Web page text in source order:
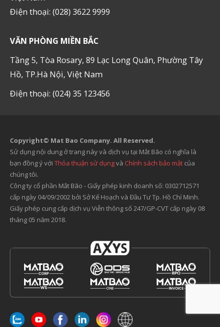
Điện thoại: (028) 3622 9999
VĂN PHÒNG MIỀN BẮC
Tầng 5, Tòa Rosary, 89 Lạc Long Quân, Phường Tây
Hồ, TP.Hà Nội, Việt Nam
Điện thoại: (024) 35 123456
Copyright© Mat Bao Company. All Reserved.
Sử dụng nội dung ở trang này và dịch vụ tại Mắt Bão có nghĩa là
bạn đồng ý với Thỏa thuận sử dụngvà Chính sách bảo mật của
chúng tôi.
Công ty cổ phần Mắt Bão - Giấy phép kinh doanh số: 0302712571
cấp ngày 04/09/2002 bởi Sở Kế Hoạch và Đầu Tư Tp. Hồ Chí Minh.
Giấy phép cung cấp dịch vụ Viễn thông số 247/GP-CVT cấp ngày 08
tháng 05 năm 2018.